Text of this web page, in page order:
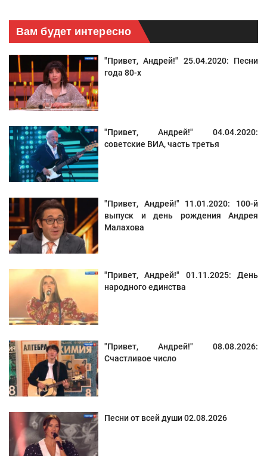
Вам будет интересно
"Привет, Андрей!" 25.04.2020: Песни
года 80-х
"Привет, Андрей!" 04.04.2020:
советские ВИА, часть третья
"Привет, Андрей!" 11.01.2020: 100-й
выпуск и день рождения Андрея
Малахова
"Привет, Андрей!" 01.11.2025: День
народного единства
"Привет, Андрей!" 08.08.2026:
Счастливое число
Песни от всей души 02.08.2026